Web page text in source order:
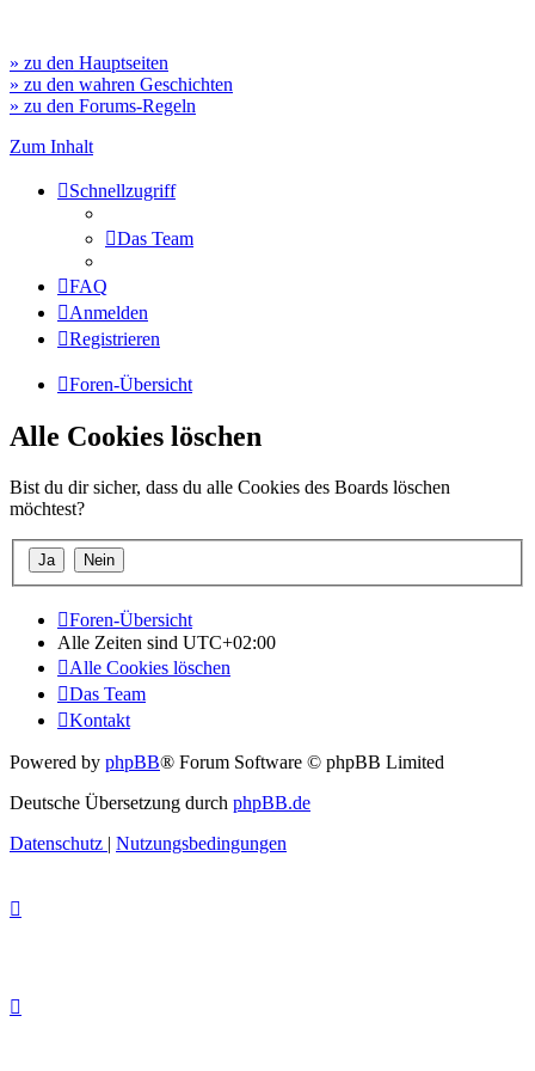
» zu den Hauptseiten
» zu den wahren Geschichten
» zu den Forums-Regeln
Zum Inhalt
Schnellzugriff
Das Team
FAQ
Anmelden
Registrieren
Foren-Übersicht
Alle Cookies löschen
Bist du dir sicher, dass du alle Cookies des Boards löschen
möchtest?
Foren-Übersicht
Alle Zeiten sind UTC+02:00
Alle Cookies löschen
Das Team
Kontakt
Powered by phpBB® Forum Software © phpBB Limited
Deutsche Übersetzung durch phpBB.de
Datenschutz | Nutzungsbedingungen